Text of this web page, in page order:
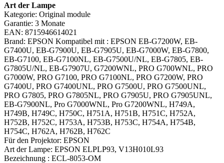
Art der Lampe
Kategorie: Original module
Garantie: 3 Monate
EAN: 8715946614021
Brand: EPSON Kompatibel mit : EPSON EB-G7200W, EB-
G7400U, EB-G7900U, EB-G7905U, EB-G7000W, EB-G7800,
EB-G7100, EB-G7100NL, EB-G7500U/NL, EB-G7805, EB-
G7805U/NL, EB-G7907U, G7200WNL, PRO G700WNL, PRO
G7000W, PRO G7100, PRO G7100NL, PRO G7200W, PRO
G7400U, PRO G7400UNL, PRO G7500U, PRO G7500UNL,
PRO G7805, PRO G7805NL, PRO G7905U, PRO G7905UNL,
EB-G7900NL, Pro G7000WNL, Pro G7200WNL, H749A,
H749B, H749C, H750C, H751A, H751B, H751C, H752A,
H752B, H752C, H753A, H753B, H753C, H754A, H754B,
H754C, H762A, H762B, H762C
Für den Projektor: EPSON
Art der Lampe: EPSON ELPLP93, V13H010L93
Bezeichnung : ECL-8053-OM